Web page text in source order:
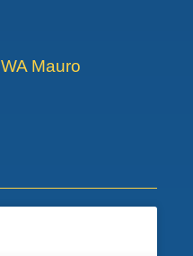
WA Mauro